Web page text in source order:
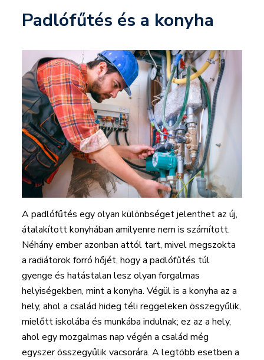
Padlófűtés és a konyha
A padlófűtés egy olyan különbséget jelenthet az új,
átalakított konyhában amilyenre nem is számított.
Néhány ember azonban attól tart, mivel megszokta
a radiátorok forró hőjét, hogy a padlófűtés túl
gyenge és hatástalan lesz olyan forgalmas
helyiségekben, mint a konyha. Végül is a konyha az a
hely, ahol a család hideg téli reggeleken összegyűlik,
mielőtt iskolába és munkába indulnak; ez az a hely,
ahol egy mozgalmas nap végén a család még
egyszer összegyűlik vacsorára. A legtöbb esetben a